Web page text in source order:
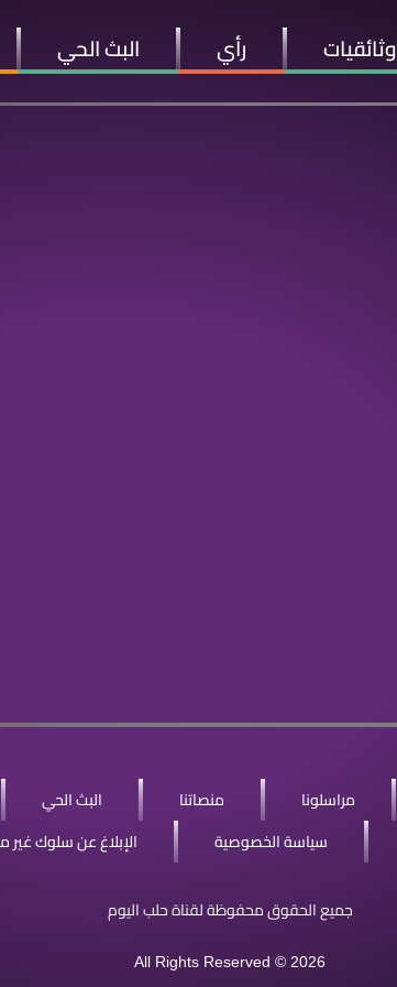
وثائقيات رأي البث الحي
مراسلونا منصاتنا البث الحي
سياسة الخصوصية الإبلاغ عن سلوك غير
جميع الحقوق محفوظة لقناة حلب اليوم
All Rights Reserved © 2026